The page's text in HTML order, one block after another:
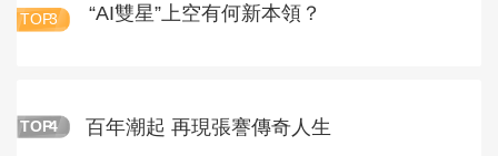
TOP3 “AI雙星”上空有何新本領？
TOP4 百年潮起 再現張謇傳奇人生